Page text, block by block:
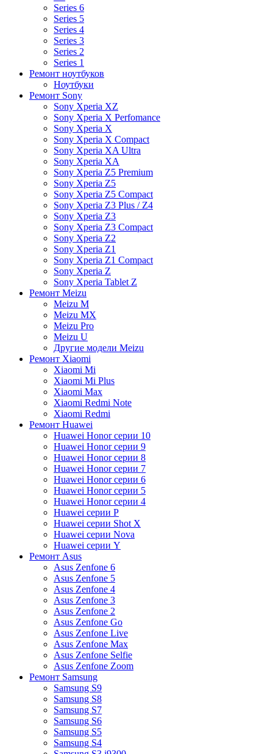
Series 6
Series 5
Series 4
Series 3
Series 2
Series 1
Ремонт ноутбуков
Ноутбуки
Ремонт Sony
Sony Xperia XZ
Sony Xperia X Perfomance
Sony Xperia X
Sony Xperia X Compact
Sony Xperia XA Ultra
Sony Xperia XA
Sony Xperia Z5 Premium
Sony Xperia Z5
Sony Xperia Z5 Compact
Sony Xperia Z3 Plus / Z4
Sony Xperia Z3
Sony Xperia Z3 Compact
Sony Xperia Z2
Sony Xperia Z1
Sony Xperia Z1 Compact
Sony Xperia Z
Sony Xperia Tablet Z
Ремонт Meizu
Meizu M
Meizu MX
Meizu Pro
Meizu U
Другие модели Meizu
Ремонт Xiaomi
Xiaomi Mi
Xiaomi Mi Plus
Xiaomi Max
Xiaomi Redmi Note
Xiaomi Redmi
Ремонт Huawei
Huawei Honor серии 10
Huawei Honor серии 9
Huawei Honor серии 8
Huawei Honor серии 7
Huawei Honor серии 6
Huawei Honor серии 5
Huawei Honor серии 4
Huawei серии P
Huawei серии Shot X
Huawei серии Nova
Huawei серии Y
Ремонт Asus
Asus Zenfone 6
Asus Zenfone 5
Asus Zenfone 4
Asus Zenfone 3
Asus Zenfone 2
Asus Zenfone Go
Asus Zenfone Live
Asus Zenfone Max
Asus Zenfone Selfie
Asus Zenfone Zoom
Ремонт Samsung
Samsung S9
Samsung S8
Samsung S7
Samsung S6
Samsung S5
Samsung S4